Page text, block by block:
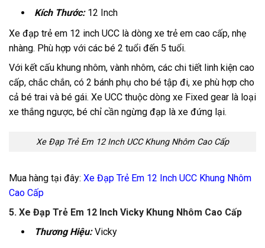
Kích Thước: 12 Inch
Xe đạp trẻ em 12 inch UCC là dòng xe trẻ em cao cấp, nhẹ
nhàng. Phù hợp với các bé 2 tuổi đến 5 tuổi.
Với kết cấu khung nhôm, vành nhôm, các chi tiết linh kiện cao
cấp, chắc chắn, có 2 bánh phụ cho bé tập đi, xe phù hợp cho
cả bé trai và bé gái. Xe UCC thuộc dòng xe Fixed gear là loại
xe thắng ngược, bé chỉ cần ngừng đạp là xe đứng lại.
Xe Đạp Trẻ Em 12 Inch UCC Khung Nhôm Cao Cấp
Mua hàng tại đây: Xe Đạp Trẻ Em 12 Inch UCC Khung Nhôm
Cao Cấp
5. Xe Đạp Trẻ Em 12 Inch Vicky Khung Nhôm Cao Cấp
Thương Hiệu:Vicky